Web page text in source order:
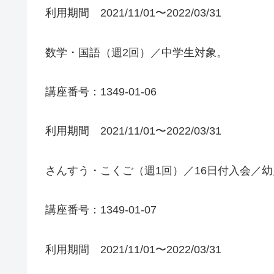
利用期間 2021/11/01〜2022/03/31
数学・国語（週2回）／中学生対象。
講座番号：1349-01-06
利用期間 2021/11/01〜2022/03/31
さんすう・こくご（週1回）／16日付入会／幼
講座番号：1349-01-07
利用期間 2021/11/01〜2022/03/31